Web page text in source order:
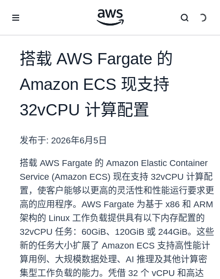
搭载 AWS Fargate 的
Amazon ECS 现支持
32vCPU 计算配置
发布于: 2026年6月5日
搭载 AWS Fargate 的 Amazon Elastic Container
Service (Amazon ECS) 现在支持 32vCPU 计算配
置，使客户能够以更高的灵活性和性能运行要求更
高的应用程序。AWS Fargate 为基于 x86 和 ARM
架构的 Linux 工作负载提供具有以下内存配置的
32vCPU 任务：60GiB、120GiB 或 244GiB。这些
新的任务大小扩展了 Amazon ECS 支持高性能计
算用例、大规模数据处理、AI 推理及其他计算密
集型工作负载的能力。凭借 32 个 vCPU 和高达